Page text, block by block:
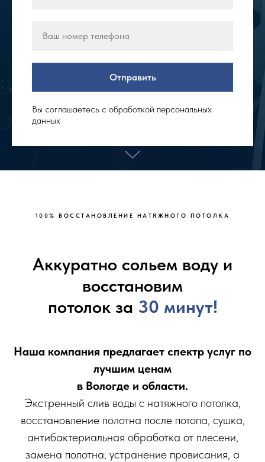
Отправить
Вы соглашаетесь с обработкой персональных
данных
100% ВОССТАНOВЛЕНИE НАТЯЖНOГО ПОТOЛКA
Аккуратно сольем воду и
восстановим
потолок за 30 минут!
Наша компания предлагает спектр услуг по
лучшим ценам
в Вологде и области.
Экстренный слив воды с натяжного потолка,
восстановление полотна после потопа, сушка,
антибактериальная обработка от плесени,
замена полотна, устранение провисания, а